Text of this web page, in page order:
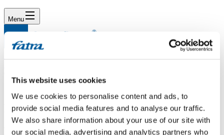
This website uses cookies
We use cookies to personalise content and ads, to
provide social media features and to analyse our traffic.
We also share information about your use of our site with
our social media, advertising and analytics partners who
Menu
Čím se liší zámkové spoje RS-click a
Fatraclick
Dotaz